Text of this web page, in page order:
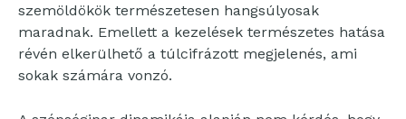
szemöldökök természetesen hangsúlyosak
maradnak. Emellett a kezelések természetes hatása
révén elkerülhető a túlcifrázott megjelenés, ami
sokak számára vonzó.